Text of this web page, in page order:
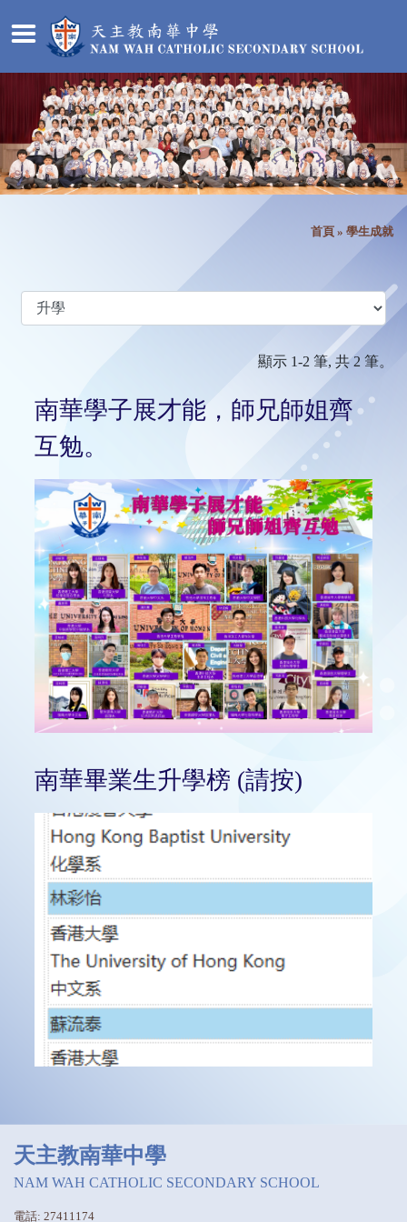
首頁 » 學生成就
顯示 1-2 筆, 共 2 筆。
南華學子展才能，師兄師姐齊
互勉。
南華畢業生升學榜 (請按)
天主教南華中學
NAM WAH CATHOLIC SECONDARY SCHOOL
電話: 27411174